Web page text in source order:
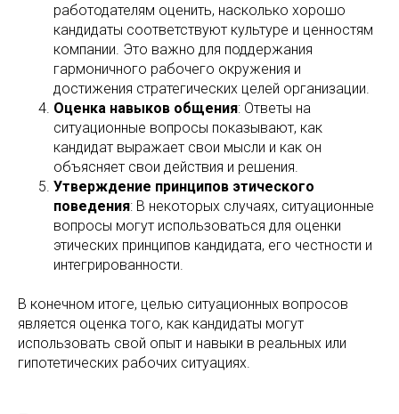
работодателям оценить, насколько хорошо
кандидаты соответствуют культуре и ценностям
компании. Это важно для поддержания
гармоничного рабочего окружения и
достижения стратегических целей организации.
Оценка навыков общения: Ответы на
ситуационные вопросы показывают, как
кандидат выражает свои мысли и как он
объясняет свои действия и решения.
Утверждение принципов этического
поведения: В некоторых случаях, ситуационные
вопросы могут использоваться для оценки
этических принципов кандидата, его честности и
интегрированности.
В конечном итоге, целью ситуационных вопросов
является оценка того, как кандидаты могут
использовать свой опыт и навыки в реальных или
гипотетических рабочих ситуациях.